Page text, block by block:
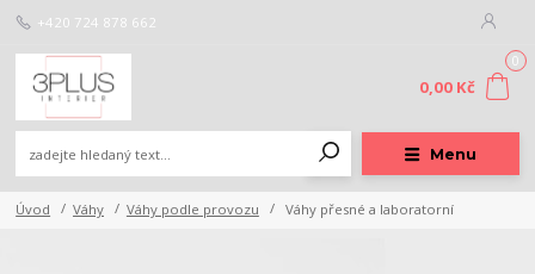
Menu
+420 724 878 662
0
0,00 Kč
Úvod Váhy Váhy podle provozu Váhy přesné a laboratorní